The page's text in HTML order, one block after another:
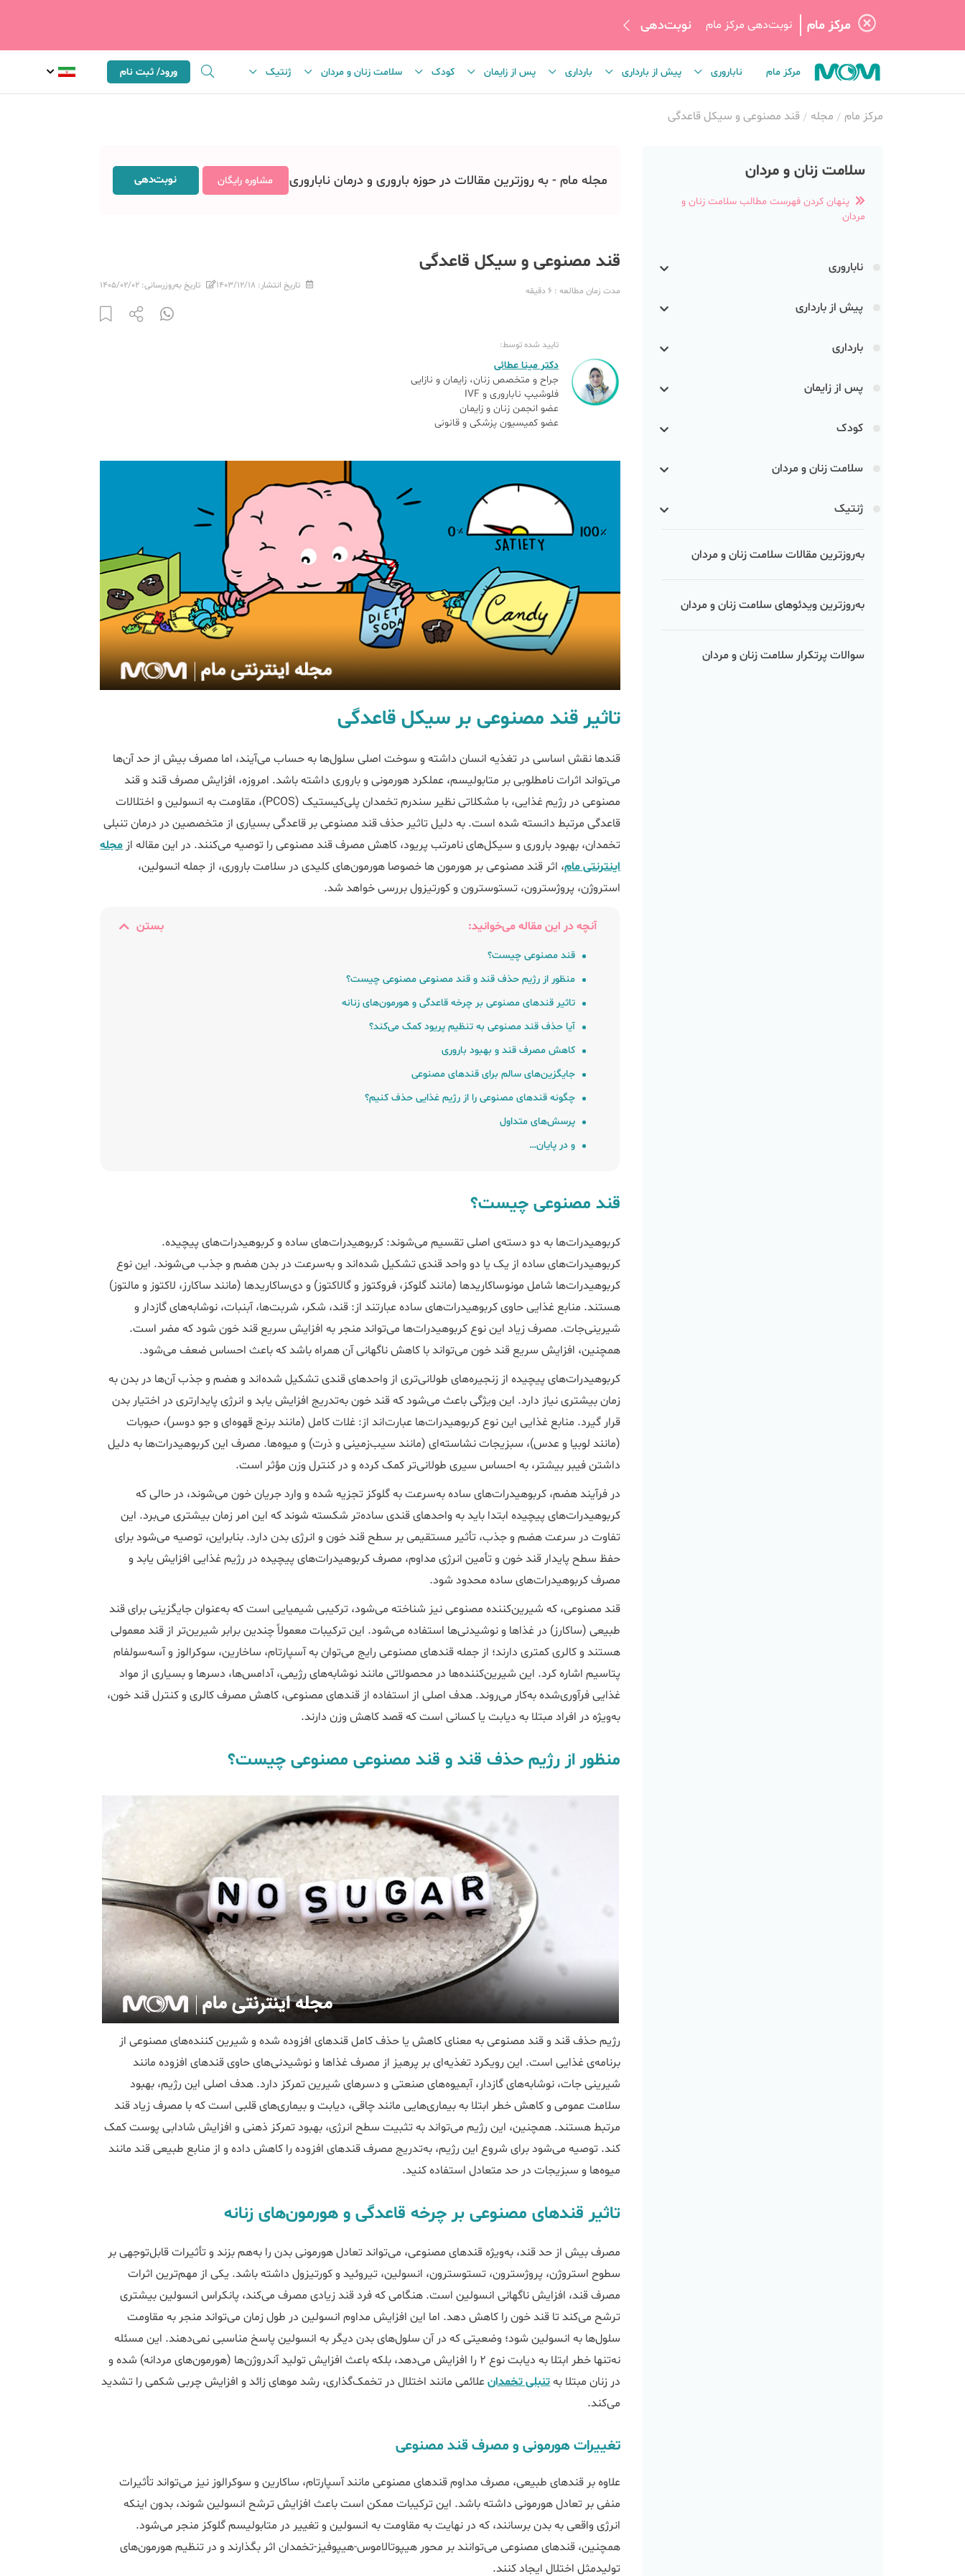
مرکز مام نوبت‌دهی مرکز مام نوبت‌دهی
مرکز مام ناباروری پیش از بارداری بارداری پس از زایمان کودک سلامت زنان و مردان ژنتیک ورود/ ثبت نام
مرکز مام مجله قند مصنوعی و سیکل قاعدگی
سلامت زنان و مردان
پنهان کردن فهرست مطالب سلامت زنان و
مردان
ناباروری
پیش از بارداری
بارداری
پس از زایمان
کودک
سلامت زنان و مردان
ژنتیک
به‌روزترین مقالات سلامت زنان و مردان
به‌روزترین ویدئوهای سلامت زنان و مردان
سوالات پرتکرار سلامت زنان و مردان
مجله مام - به روزترین مقالات در حوزه باروری و درمان ناباروری مشاوره رایگان نوبت‌دهی
قند مصنوعی و سیکل قاعدگی
مدت زمان مطالعه: 6 دقیقه تاریخ انتشار: ۱۴۰۳/۱۲/۱۸ تاریخ به‌روزرسانی:۱۴۰۵/۰۲/۰۲
تایید شده توسط:
دکتر مینا عطائی
جراح و متخصص زنان، زایمان و نازایی
فلوشیپ ناباروری و IVF
عضو انجمن زنان و زایمان
عضو کمیسیون پزشکی و قانونی
تاثیر قند مصنوعی بر سیکل قاعدگی
قندها نقش اساسی در تغذیه انسان داشته و سوخت اصلی سلول‌ها به حساب می‌آیند، اما مصرف بیش از حد آن‌ها
می‌تواند اثرات نامطلوبی بر متابولیسم، عملکرد هورمونی و باروری داشته باشد. امروزه، افزایش مصرف قند و قند
مصنوعی در رژیم غذایی، با مشکلاتی نظیر سندرم تخمدان پلی‌کیستیک (PCOS)، مقاومت به انسولین و اختلالات
قاعدگی مرتبط دانسته شده است. به دلیل تاثیر حذف قند مصنوعی بر قاعدگی بسیاری از متخصصین در درمان تنبلی
تخمدان، بهبود باروری و سیکل‌های نامرتب پریود، کاهش مصرف قند مصنوعی را توصیه می‌کنند. در این مقاله ازمجله
اینترنتی مام، اثر قند مصنوعی بر هورمون ها خصوصا هورمون‌های کلیدی در سلامت باروری، از جمله انسولین،
استروژن، پروژسترون، تستوسترون و کورتیزول بررسی خواهد شد.
آنچه در این مقاله می‌خوانید: بستن
قند مصنوعی چیست؟
منظور از رژیم حذف قند و قند مصنوعی مصنوعی چیست؟
تاثیر قندهای مصنوعی بر چرخه قاعدگی و هورمون‌های زنانه
آیا حذف قند مصنوعی به تنظیم پریود کمک می‌کند؟
کاهش مصرف قند و بهبود باروری
جایگزین‌های سالم برای قندهای مصنوعی
چگونه قندهای مصنوعی را از رژیم غذایی حذف کنیم؟
پرسش‌های متداول
و در پایان…
قند مصنوعی چیست؟
کربوهیدرات‌ها به دو دسته‌ی اصلی تقسیم می‌شوند: کربوهیدرات‌های ساده و کربوهیدرات‌های پیچیده.
کربوهیدرات‌های ساده از یک یا دو واحد قندی تشکیل شده‌اند و به‌سرعت در بدن هضم و جذب می‌شوند. این نوع
کربوهیدرات‌ها شامل مونوساکاریدها (مانند گلوکز، فروکتوز و گالاکتوز) و دی‌ساکاریدها (مانند ساکارز، لاکتوز و مالتوز)
هستند. منابع غذایی حاوی کربوهیدرات‌های ساده عبارتند از: قند، شکر، شربت‌ها، آبنبات، نوشابه‌های گازدار و
شیرینی‌جات. مصرف زیاد این نوع کربوهیدرات‌ها می‌تواند منجر به افزایش سریع قند خون شود که مضر است.
همچنین، افزایش سریع قند خون می‌تواند با کاهش ناگهانی آن همراه باشد که باعث احساس ضعف می‌شود.
کربوهیدرات‌های پیچیده از زنجیره‌های طولانی‌تری از واحدهای قندی تشکیل شده‌اند و هضم و جذب آن‌ها در بدن به
زمان بیشتری نیاز دارد. این ویژگی باعث می‌شود که قند خون به‌تدریج افزایش یابد و انرژی پایدارتری در اختیار بدن
قرار گیرد. منابع غذایی این نوع کربوهیدرات‌ها عبارت‌اند از: غلات کامل (مانند برنج قهوه‌ای و جو دوسر)، حبوبات
(مانند لوبیا و عدس)، سبزیجات نشاسته‌ای (مانند سیب‌زمینی و ذرت) و میوه‌ها. مصرف این کربوهیدرات‌ها به دلیل
داشتن فیبر بیشتر، به احساس سیری طولانی‌تر کمک کرده و در کنترل وزن مؤثر است.
در فرآیند هضم، کربوهیدرات‌های ساده به‌سرعت به گلوکز تجزیه شده و وارد جریان خون می‌شوند، در حالی که
کربوهیدرات‌های پیچیده ابتدا باید به واحدهای قندی ساده‌تر شکسته شوند که این امر زمان بیشتری می‌برد. این
تفاوت در سرعت هضم و جذب، تأثیر مستقیمی بر سطح قند خون و انرژی بدن دارد. بنابراین، توصیه می‌شود برای
حفظ سطح پایدار قند خون و تأمین انرژی مداوم، مصرف کربوهیدرات‌های پیچیده در رژیم غذایی افزایش یابد و
مصرف کربوهیدرات‌های ساده محدود شود.
قند مصنوعی، که شیرین‌کننده مصنوعی نیز شناخته می‌شود، ترکیبی شیمیایی است که به‌عنوان جایگزینی برای قند
طبیعی (ساکارز) در غذاها و نوشیدنی‌ها استفاده می‌شود. این ترکیبات معمولاً چندین برابر شیرین‌تر از قند معمولی
هستند و کالری کمتری دارند؛ از جمله قندهای مصنوعی رایج می‌توان به آسپارتام، ساخارین، سوکرالوز و آسه‌سولفام
پتاسیم اشاره کرد. این شیرین‌کننده‌ها در محصولاتی مانند نوشابه‌های رژیمی، آدامس‌ها، دسرها و بسیاری از مواد
غذایی فرآوری‌شده به‌کار می‌روند. هدف اصلی از استفاده از قندهای مصنوعی، کاهش مصرف کالری و کنترل قند خون،
به‌ویژه در افراد مبتلا به دیابت یا کسانی است که قصد کاهش وزن دارند.
منظور از رژیم حذف قند و قند مصنوعی مصنوعی چیست؟
رژیم حذف قند و قند مصنوعی به معنای کاهش یا حذف کامل قندهای افزوده‌ شده و شیرین ‌کننده‌‌های مصنوعی از
برنامه‌ی غذایی است. این رویکرد تغذیه‌ای بر پرهیز از مصرف غذاها و نوشیدنی‌های حاوی قندهای افزوده مانند
شیرینی جات، نوشابه‌های گازدار، آبمیوه‌های صنعتی و دسرهای شیرین تمرکز دارد. هدف اصلی این رژیم، بهبود
سلامت عمومی و کاهش خطر ابتلا به بیماری‌هایی مانند چاقی، دیابت و بیماری‌های قلبی است که با مصرف زیاد قند
مرتبط هستند. همچنین، این رژیم می‌تواند به تثبیت سطح انرژی، بهبود تمرکز ذهنی و افزایش شادابی پوست کمک
کند. توصیه می‌شود برای شروع این رژیم، به‌تدریج مصرف قندهای افزوده را کاهش داده و از منابع طبیعی قند مانند
میوه‌ها و سبزیجات در حد متعادل استفاده کنید.
تاثیر قندهای مصنوعی بر چرخه قاعدگی و هورمون‌های زنانه
مصرف بیش از حد قند، به‌ویژه قندهای مصنوعی، می‌تواند تعادل هورمونی بدن را به‌هم بزند و تأثیرات قابل‌توجهی بر
سطوح استروژن، پروژسترون، تستوسترون، انسولین، تیروئید و کورتیزول داشته باشد. یکی از مهم‌ترین اثرات
مصرف قند، افزایش ناگهانی انسولین است. هنگامی که فرد قند زیادی مصرف می‌کند، پانکراس انسولین بیشتری
ترشح می‌کند تا قند خون را کاهش دهد. اما این افزایش مداوم انسولین در طول زمان می‌تواند منجر به مقاومت
سلول‌ها به انسولین شود؛ وضعیتی که در آن سلول‌های بدن دیگر به انسولین پاسخ مناسبی نمی‌دهند. این مسئله
نه‌تنها خطر ابتلا به دیابت نوع ۲ را افزایش می‌دهد، بلکه باعث افزایش تولید آندروژن‌ها (هورمون‌های مردانه) شده و
در زنان مبتلا بهتنبلی تخمدانعلائمی مانند اختلال در تخمک‌گذاری، رشد موهای زائد و افزایش چربی شکمی را تشدید
می‌کند.
تغییرات هورمونی و مصرف قند مصنوعی
علاوه بر قندهای طبیعی، مصرف مداوم قندهای مصنوعی مانند آسپارتام، ساکارین و سوکرالوز نیز می‌تواند تأثیرات
منفی بر تعادل هورمونی داشته باشد. این ترکیبات ممکن است باعث افزایش ترشح انسولین شوند، بدون اینکه
انرژی واقعی به بدن برسانند، که در نهایت به مقاومت به انسولین و تغییر در متابولیسم گلوکز منجر می‌شود.
همچنین، قندهای مصنوعی می‌توانند بر محور هیپوتالاموس-هیپوفیز-تخمدان اثر بگذارند و در تنظیم هورمون‌های
تولیدمثل اختلال ایجاد کنند.